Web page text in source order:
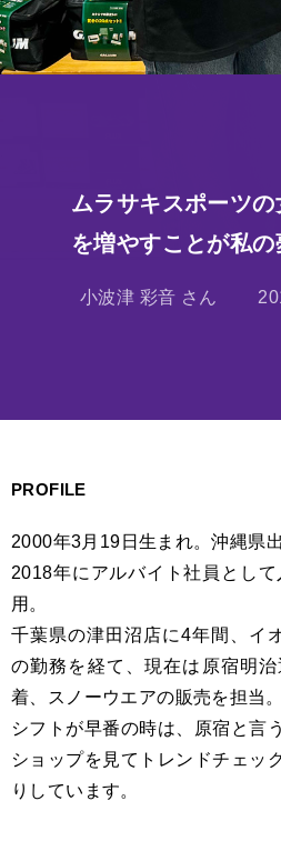
ムラサキスポーツの
を増やすことが私の
小波津 彩音 さん
PROFILE
2000年3月19日生まれ。沖縄県出
2018年にアルバイト社員とし
用。
千葉県の津田沼店に4年間、イ
の勤務を経て、現在は原宿明
着、スノーウエアの販売を担当。
シフトが早番の時は、原宿と言
ショップを見てトレンドチェッ
りしています。